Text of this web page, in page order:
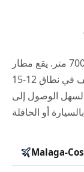
يقع شاطئ بلايا دي إل بالو على بعد حوالي 700 متر. يقع مطار
مالاغا على بعد حوالي 13 كم. ملاعب الجولف في نطاق 12-15
السهل الوصول إلى
Malaga-